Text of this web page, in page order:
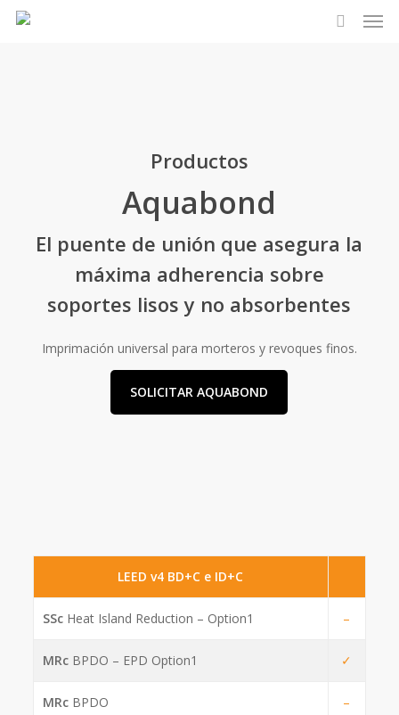
Skip
Productos
Aquabond
El puente de unión que asegura la
máxima adherencia sobre
soportes lisos y no absorbentes
Imprimación universal para morteros y revoques finos.
SOLICITAR AQUABOND
LEED v4 BD+C e ID+C
SScHeat Island Reduction – Option1 –
MRcBPDO – EPD Option1 ✓
MRcBPDO
–